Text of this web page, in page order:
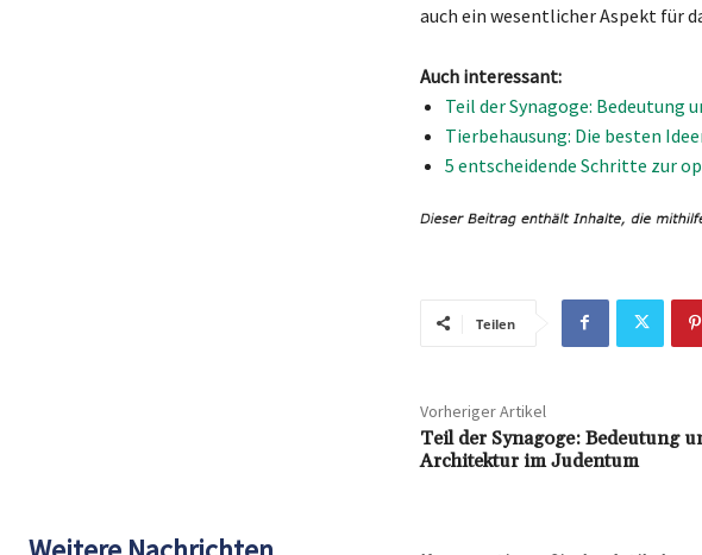
auch ein wesentlicher Aspekt für
Auch interessant:
Teil der Synagoge: Bedeutung
Tierbehausung: Die besten
5 entscheidende Schritte zur
Teilen
Vorheriger Artikel
Teil der Synagoge: Bedeutung
Architektur im Judentum